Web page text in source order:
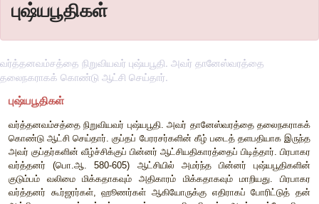
புஷ்யபூதிகள்
வர்த்தனவம்சத்தை நிறுவியவர் புஷ்யபூதி. அவர் தானேஸ்வரத்தை
தலைநகராகக் கொண்டு ஆட்சி செய்தார்.
புஷ்யபூதிகள்